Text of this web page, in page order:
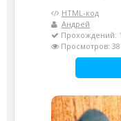
HTML-код
Андрей
Прохождений:
Просмотров: